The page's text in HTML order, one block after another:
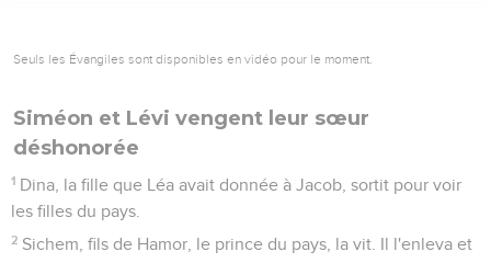
Seuls les Évangiles sont disponibles en vidéo pour le moment.
Siméon et Lévi vengent leur sœur
déshonorée
1 Dina, la fille que Léa avait donnée à Jacob, sortit pour voir
les filles du pays.
2 Sichem, fils de Hamor, le prince du pays, la vit. Il l'enleva et